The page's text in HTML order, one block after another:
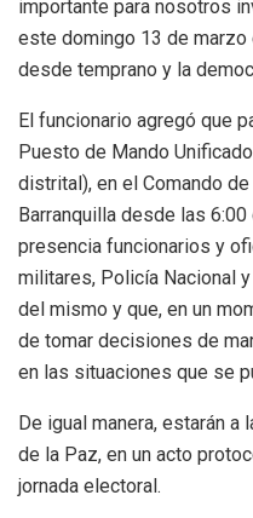
importante para nosotros
este domingo 13 de
desde temprano y la
El funcionario agregó que
Puesto de Mando
distrital), en el Comando
Barranquilla desde las 6:00
presencia funcionarios y
militares, Policía Nacional
del mismo y que, en un
de tomar decisiones de
en las situaciones que se
De igual manera, estarán a
de la Paz, en un acto
jornada electoral.